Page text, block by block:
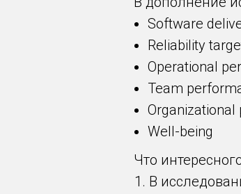
Software
Reliability
Operational
Team
Well-being
Что
В